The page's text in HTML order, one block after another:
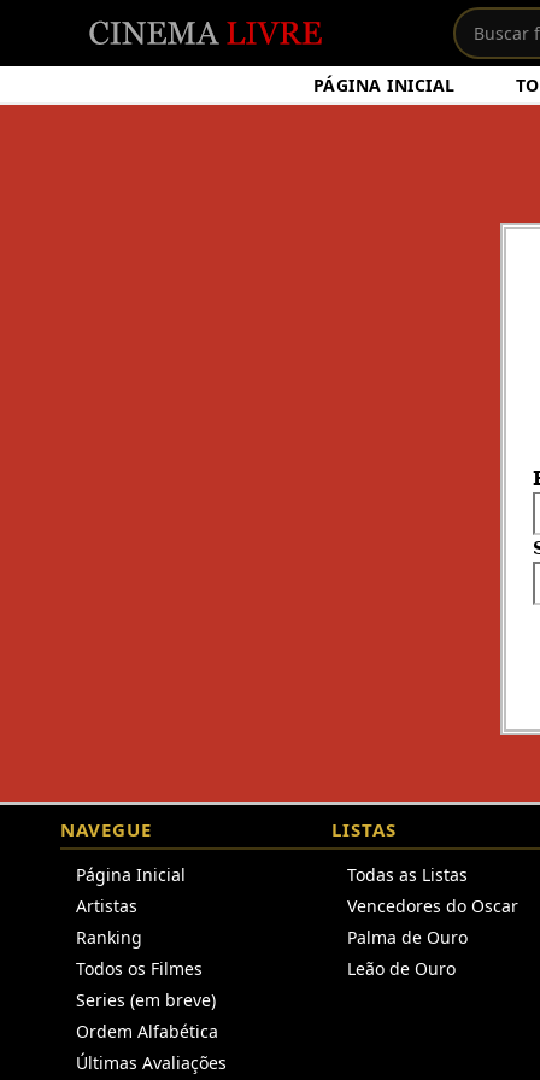
PÁGINA INICIAL
NAVEGUE
Página Inicial
Artistas
Ranking
Todos os Filmes
Series (em breve)
Ordem Alfabética
Últimas Avaliações
LISTAS
Todas as Listas
Vencedores do Oscar
Palma de Ouro
Leão de Ouro